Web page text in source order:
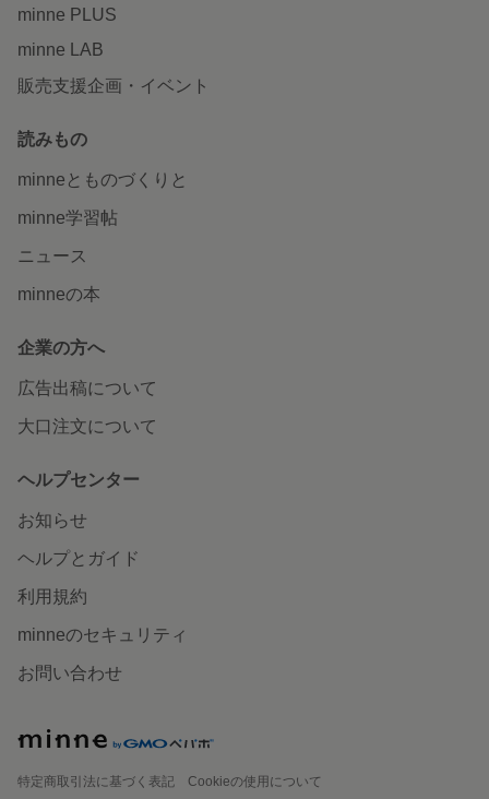
minne PLUS
minne LAB
販売支援企画・イベント
読みもの
minneとものづくりと
minne学習帖
ニュース
minneの本
企業の方へ
広告出稿について
大口注文について
ヘルプセンター
お知らせ
ヘルプとガイド
利用規約
minneのセキュリティ
お問い合わせ
特定商取引法に基づく表記
Cookieの使用について